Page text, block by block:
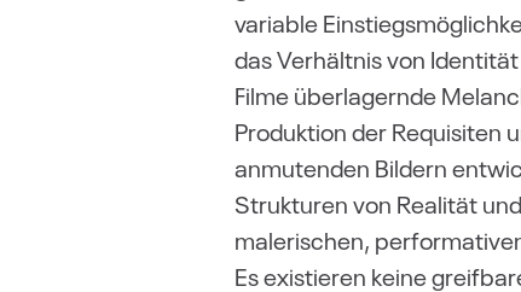
variable
das Verhältnis von
Filme überlagernde
Produktion der Requisiten
anmutenden Bildern
Strukturen von Realität
malerischen,
Es existieren keine